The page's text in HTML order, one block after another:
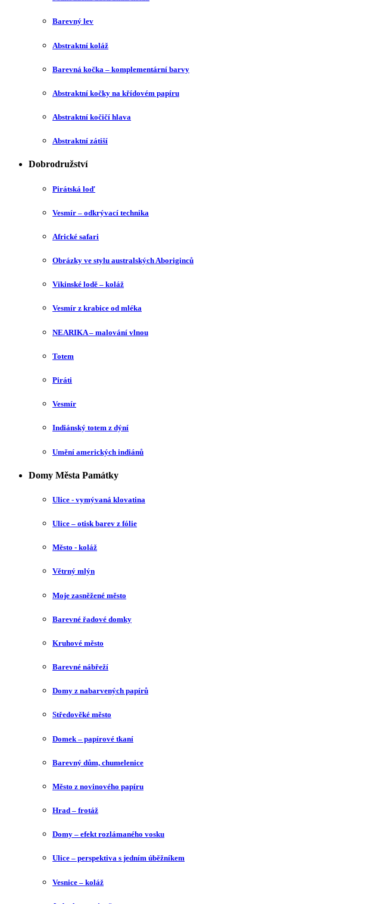
Barevný lev
Abstraktní koláž
Barevná kočka – komplementární barvy
Abstraktní kočky na křídovém papíru
Abstraktní kočičí hlava
Abstraktní zátiší
Dobrodružství
Pirátská loď
Vesmír – odkrývací technika
Africké safari
Obrázky ve stylu australských Aboriginců
Vikinské lodě – koláž
Vesmír z krabice od mléka
NEARIKA – malování vlnou
Totem
Piráti
Vesmír
Indiánský totem z dýní
Umění amerických indiánů
Domy Města Památky
Ulice - vymývaná klovatina
Ulice – otisk barev z fólie
Město - koláž
Větrný mlýn
Moje zasněžené město
Barevné řadové domky
Kruhové město
Barevné nábřeží
Domy z nabarvených papírů
Středověké město
Domek – papírové tkaní
Barevný dům, chumelenice
Město z novinového papíru
Hrad – frotáž
Domy – efekt rozlámaného vosku
Ulice – perspektiva s jedním úběžníkem
Vesnice – koláž